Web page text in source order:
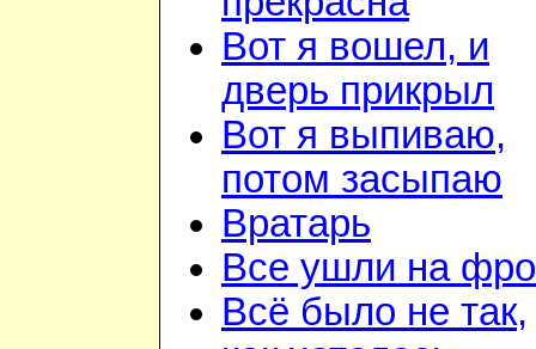
Вот я вошел, и
дверь прикрыл
Вот я выпиваю,
потом засыпаю
Вратарь
Все ушли на
Всё было не так,